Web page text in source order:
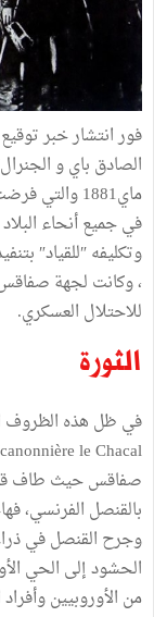
فور انتشار خبر
ماي1881
في جميع أنحاء
وتكليفه ″للقياد″
، وكانت لجهة
للاحتلال العسكري.
الثورة
بالقنصل الفرنسي،
وجرح القنصل في
الحشود إلى الحي
من الأوروبيين